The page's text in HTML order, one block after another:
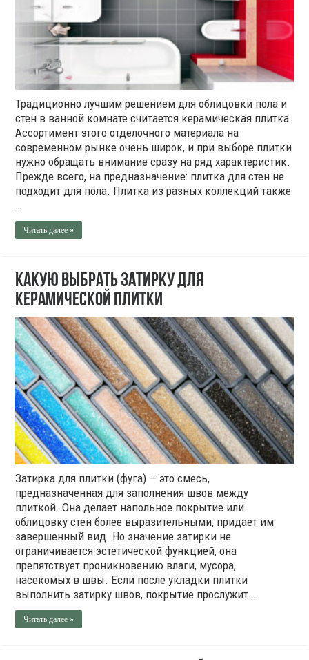
Традиционно лучшим решением для облицовки пола и
стен в ванной комнате считается керамическая плитка.
Ассортимент этого отделочного материала на
современном рынке очень широк, и при выборе плитки
нужно обращать внимание сразу на ряд характеристик.
Прежде всего, на предназначение: плитка для стен не
подходит для пола. Плитка из разных коллекций также
…
Читать далее »
Какую выбрать затирку для
керамической плитки
Затирка для плитки (фуга) — это смесь,
предназначенная для заполнения швов между
плиткой. Она делает напольное покрытие или
облицовку стен более выразительными, придает им
завершенный вид. Но значение затирки не
ограничивается эстетической функцией, она
препятствует проникновению влаги, мусора,
насекомых в швы. Если после укладки плитки
выполнить затирку швов, покрытие прослужит …
Читать далее »